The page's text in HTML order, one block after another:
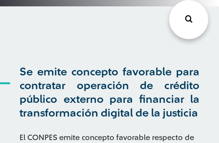
Se emite concepto favorable para
contratar operación de crédito
público externo para financiar la
transformación digital de la justicia
El CONPES emite concepto favorable respecto de